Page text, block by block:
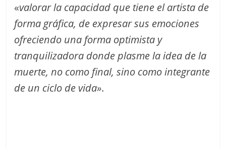
«valorar la capacidad que tiene el artista de
forma gráfica, de expresar sus emociones
ofreciendo una forma optimista y
tranquilizadora donde plasme la idea de la
muerte, no como final, sino como integrante
de un ciclo de vida».